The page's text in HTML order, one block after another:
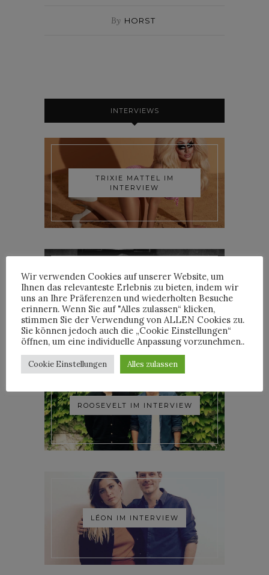
By HORST
INTERVIEWS
TRIXIE MATTEL IM
INTERVIEW
YOANN LEMOINE AKA
WOODKID IM INTERVIEW
ROOSEVELT IM INTERVIEW
LÉON IM INTERVIEW
Wir verwenden Cookies auf unserer Website, um
Ihnen das relevanteste Erlebnis zu bieten, indem wir
uns an Ihre Präferenzen und wiederholten Besuche
erinnern. Wenn Sie auf "Alles zulassen“ klicken,
stimmen Sie der Verwendung von ALLEN Cookies zu.
Sie können jedoch auch die „Cookie Einstellungen“
öffnen, um eine individuelle Anpassung vorzunehmen..
Cookie Einstellungen Alles zulassen